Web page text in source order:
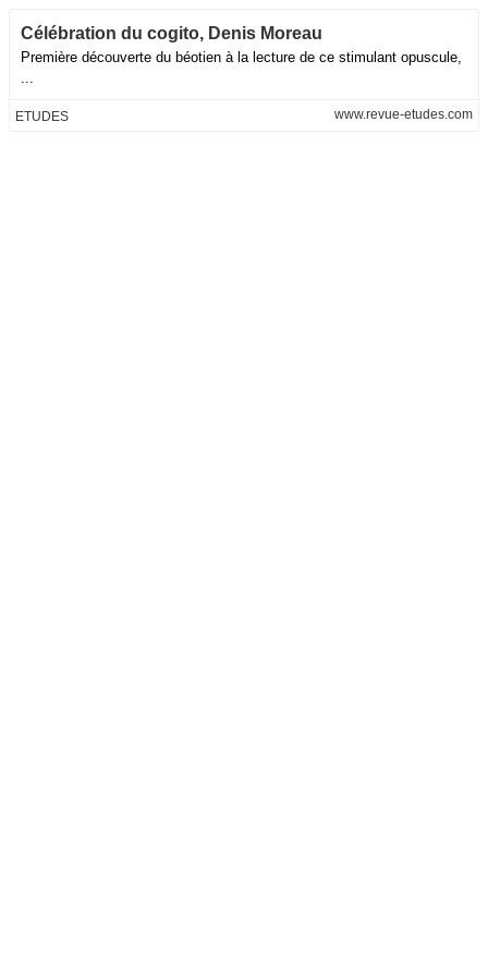
Célébration du cogito, Denis Moreau
Première découverte du béotien à la lecture de ce stimulant opuscule,
...
ETUDES www.revue-etudes.com